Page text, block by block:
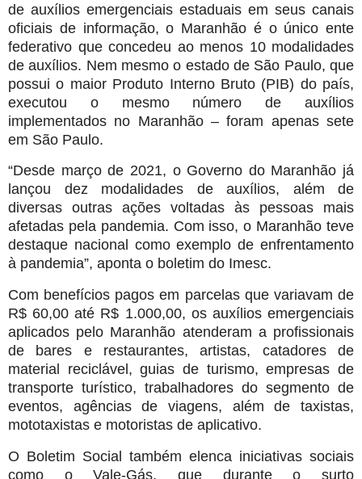
de auxílios emergenciais estaduais em seus canais
oficiais de informação, o Maranhão é o único ente
federativo que concedeu ao menos 10 modalidades
de auxílios. Nem mesmo o estado de São Paulo, que
possui o maior Produto Interno Bruto (PIB) do país,
executou o mesmo número de auxílios
implementados no Maranhão – foram apenas sete
em São Paulo.
“Desde março de 2021, o Governo do Maranhão já
lançou dez modalidades de auxílios, além de
diversas outras ações voltadas às pessoas mais
afetadas pela pandemia. Com isso, o Maranhão teve
destaque nacional como exemplo de enfrentamento
à pandemia”, aponta o boletim do Imesc.
Com benefícios pagos em parcelas que variavam de
R$ 60,00 até R$ 1.000,00, os auxílios emergenciais
aplicados pelo Maranhão atenderam a profissionais
de bares e restaurantes, artistas, catadores de
material reciclável, guias de turismo, empresas de
transporte turístico, trabalhadores do segmento de
eventos, agências de viagens, além de taxistas,
mototaxistas e motoristas de aplicativo.
O Boletim Social também elenca iniciativas sociais
como o Vale-Gás, que durante o surto